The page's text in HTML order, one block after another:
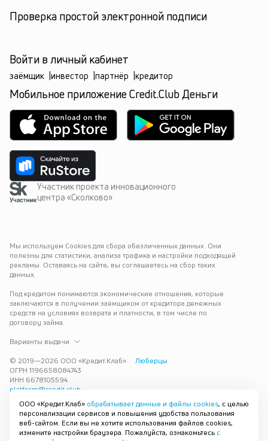
ООО «Кредит.Клаб» обрабатывает данные и файлы cookies, с целью
персонализации сервисов и повышения удобства пользования
веб-сайтом. Если вы не хотите использования файлов cookies,
измените настройки браузера. Пожалуйста, ознакомьтесь с
Проверка простой электронной подписи
Мы используем Cookies для сбора обезличенных данных. Они
полезны для статистики, анализа трафика и настройки подходящей
рекламы. Оставаясь на сайте, вы соглашаетесь на сбор таких
данных.
Под кредитом понимаются экономические отношения, которые
заключаются в получении заёмщиком от кредитора денежных
средств на условиях возврата и платности, в том числе по
договору займа.
Варианты выдачи
© 2019—2026 ООО «Кредит.Клаб»
ОГРН 1196658084743
ИНН 6678105594
Люберцы
platform@credit.club
Кредит под залог недвижимости в Люберцах до 15 млн рублей —
срочно и без лишних справок. Получите деньги под залог
квартиры с плохой кредитной историей с одобрением за 30 минут.
Рассмотрим заявку и предложим наиболее подходящие условия
Войти в личный кабинет
заёмщик инвестор партнёр кредитор
Мобильное приложение Credit.Club Деньги
Участник проекта инновационного
центра «Сколково»